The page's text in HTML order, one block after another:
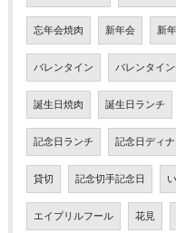
忘年会焼肉 新年会 新
バレンタイン バレンタイ
誕生日焼肉 誕生日ランチ
記念日ランチ 記念日ディナ
貸切 記念切手記念日
エイプリルフール 花見